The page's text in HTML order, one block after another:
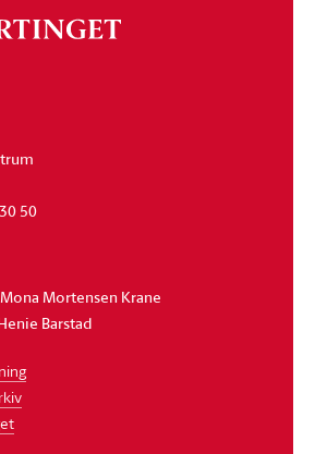
50
Mortensen Krane
Barstad